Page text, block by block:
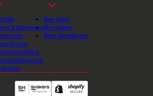
& Lieferungen
Kunden
Mein Konto
Wunschliste
Meine Bestellungen